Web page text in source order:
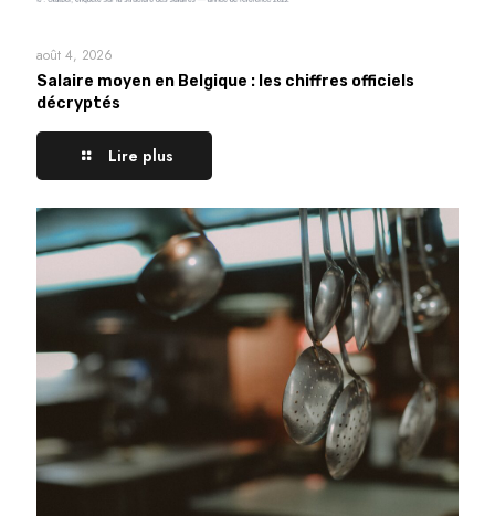
août 4, 2026
Salaire moyen en Belgique : les chiffres officiels
décryptés
Lire plus